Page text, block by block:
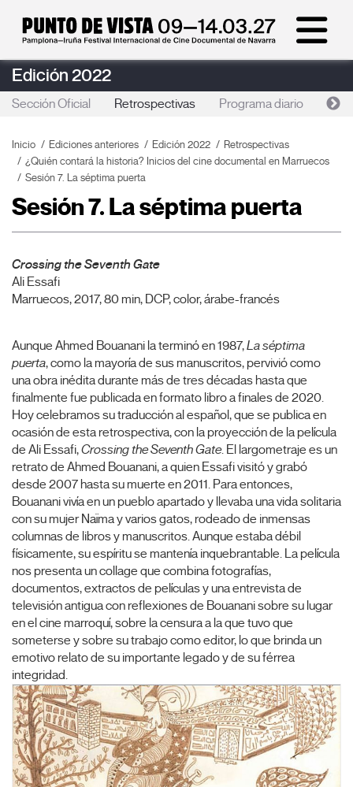
Edición 2022
Sección Oficial Retrospectivas Programa diario
Inicio Ediciones anteriores Edición 2022
Retrospectivas
¿Quién contará la historia? Inicios del cine documental en Marruecos
Sesión 7. La séptima puerta
Sesión 7. La séptima puerta
Crossing the Seventh Gate
Ali Essafi
Marruecos, 2017, 80 min, DCP, color, árabe-francés
Aunque Ahmed Bouanani la terminó en 1987,La séptima
puerta, como la mayoría de sus manuscritos, pervivió como
una obra inédita durante más de tres décadas hasta que
finalmente fue publicada en formato libro a finales de 2020.
Hoy celebramos su traducción al español, que se publica en
ocasión de esta retrospectiva, con la proyección de la película
de Ali Essafi,Crossing the Seventh Gate. El largometraje es un
retrato de Ahmed Bouanani, a quien Essafi visitó y grabó
desde 2007 hasta su muerte en 2011. Para entonces,
Bouanani vivía en un pueblo apartado y llevaba una vida solitaria
con su mujer Naïma y varios gatos, rodeado de inmensas
columnas de libros y manuscritos. Aunque estaba débil
físicamente, su espíritu se mantenía inquebrantable. La película
nos presenta un collage que combina fotografías,
documentos, extractos de películas y una entrevista de
televisión antigua con reflexiones de Bouanani sobre su lugar
en el cine marroquí, sobre la censura a la que tuvo que
someterse y sobre su trabajo como editor, lo que brinda un
emotivo relato de su importante legado y de su férrea
integridad.